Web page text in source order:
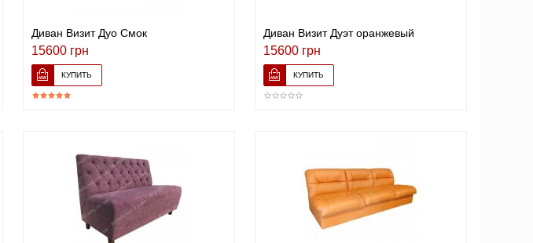
Диван Визит Дуо Смок
15600 грн
Диван Визит Дуэт оранжевый
15600 грн